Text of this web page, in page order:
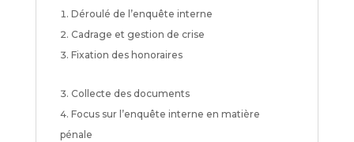
Déroulé de l’enquête interne
Cadrage et gestion de crise
Fixation des honoraires
Collecte des documents
Focus sur l’enquête interne en matière
pénale